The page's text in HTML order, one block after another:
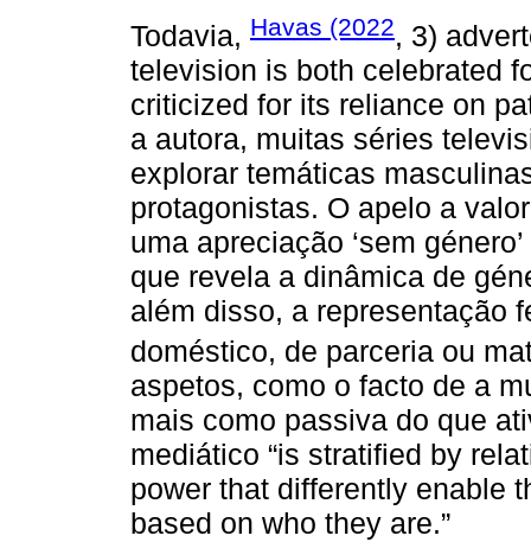
Todavia, Havas (2022, 3)
television is both celebrated
criticized for its reliance on
a autora, muitas séries
explorar temáticas
protagonistas. O apelo a
uma apreciação ‘sem
que revela a dinâmica de
além disso, a representação
doméstico, de parceria ou
aspetos, como o facto de a
mais como passiva do que
mediático “is stratified by
power that differently enable
based on who they are.”